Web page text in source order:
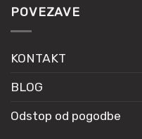
POVEZAVE
KONTAKT
BLOG
Odstop od pogodbe